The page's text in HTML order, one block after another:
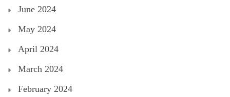
June 2024
May 2024
April 2024
March 2024
February 2024